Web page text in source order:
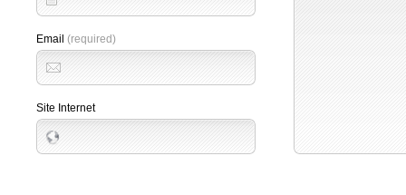
Email (required)
Site Internet